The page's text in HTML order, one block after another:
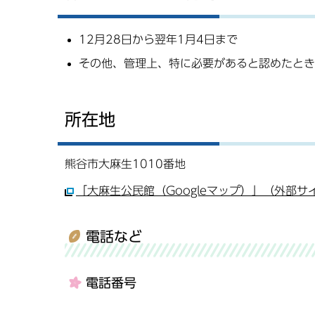
12月28日から翌年1月4日まで
その他、管理上、特に必要があると認めたとき
所在地
熊谷市大麻生1010番地
「大麻生公民館（Googleマップ）」（外部サ
電話など
電話番号